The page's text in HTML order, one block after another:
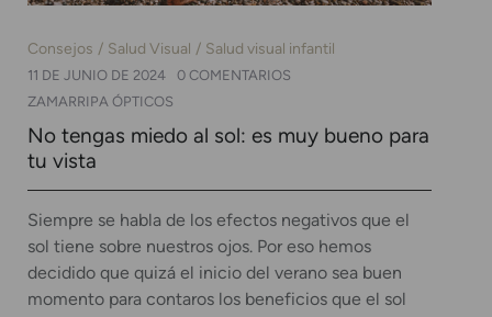
Consejos Salud Visual Salud visual infantil
11 DE JUNIO DE 2024
0 COMENTARIOS
ZAMARRIPA ÓPTICOS
No tengas miedo al sol: es muy bueno para
tu vista
Siempre se habla de los efectos negativos que el
sol tiene sobre nuestros ojos. Por eso hemos
decidido que quizá el inicio del verano sea buen
momento para contaros los beneficios que el sol